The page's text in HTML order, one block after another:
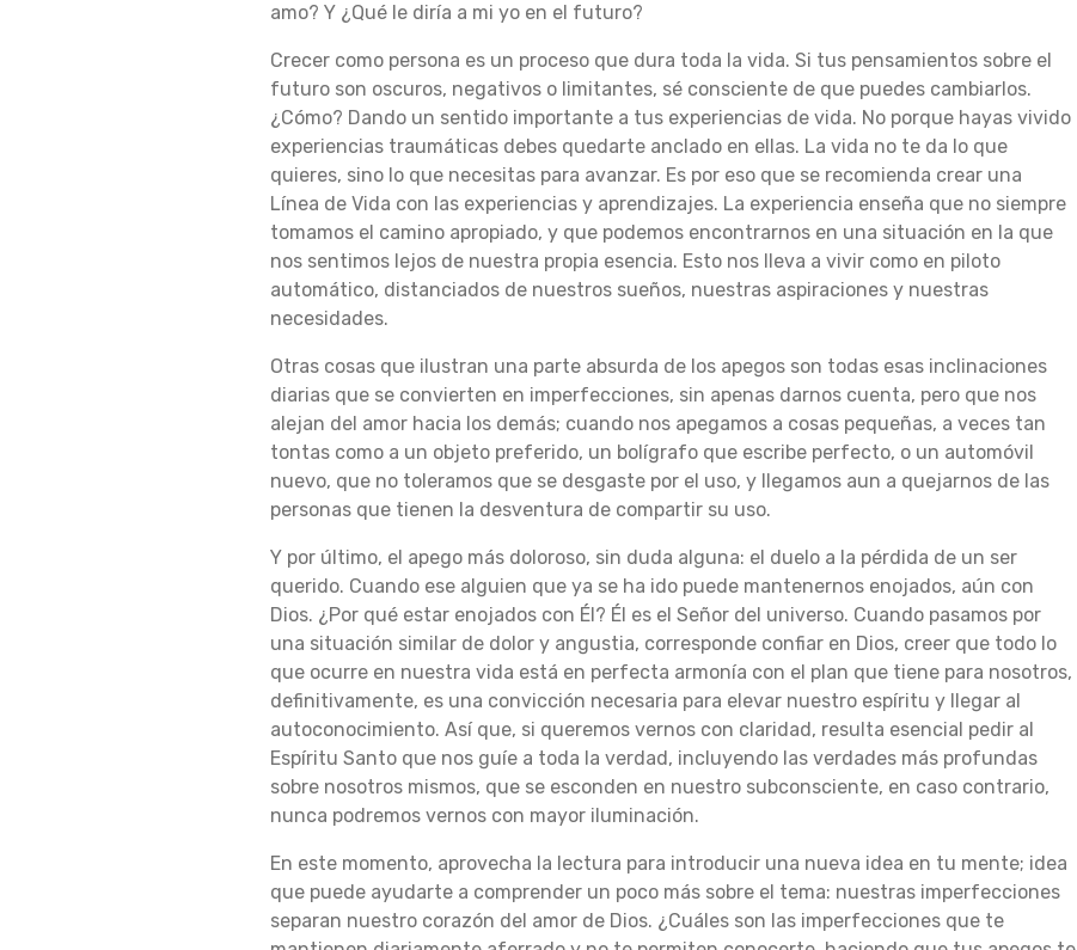
D
O
E
L
A
U
T
O
C
O
amo? Y ¿Qué le diría a mi yo en el futuro?
Crecer como persona es un proceso que dura toda la vida. Si tus pensamientos sobre el
futuro son oscuros, negativos o limitantes, sé consciente de que puedes cambiarlos.
¿Cómo? Dando un sentido importante a tus experiencias de vida. No porque hayas vivido
experiencias traumáticas debes quedarte anclado en ellas. La vida no te da lo que
quieres, sino lo que necesitas para avanzar. Es por eso que se recomienda crear una
Línea de Vida con las experiencias y aprendizajes. La experiencia enseña que no siempre
tomamos el camino apropiado, y que podemos encontrarnos en una situación en la que
nos sentimos lejos de nuestra propia esencia. Esto nos lleva a vivir como en piloto
automático, distanciados de nuestros sueños, nuestras aspiraciones y nuestras
necesidades.
Otras cosas que ilustran una parte absurda de los apegos son todas esas inclinaciones
diarias que se convierten en imperfecciones, sin apenas darnos cuenta, pero que nos
alejan del amor hacia los demás; cuando nos apegamos a cosas pequeñas, a veces tan
tontas como a un objeto preferido, un bolígrafo que escribe perfecto, o un automóvil
nuevo, que no toleramos que se desgaste por el uso, y llegamos aun a quejarnos de las
personas que tienen la desventura de compartir su uso.
Y por último, el apego más doloroso, sin duda alguna: el duelo a la pérdida de un ser
querido. Cuando ese alguien que ya se ha ido puede mantenernos enojados, aún con
Dios. ¿Por qué estar enojados con Él? Él es el Señor del universo. Cuando pasamos por
una situación similar de dolor y angustia, corresponde confiar en Dios, creer que todo lo
que ocurre en nuestra vida está en perfecta armonía con el plan que tiene para nosotros,
definitivamente, es una convicción necesaria para elevar nuestro espíritu y llegar al
autoconocimiento. Así que, si queremos vernos con claridad, resulta esencial pedir al
Espíritu Santo que nos guíe a toda la verdad, incluyendo las verdades más profundas
sobre nosotros mismos, que se esconden en nuestro subconsciente, en caso contrario,
nunca podremos vernos con mayor iluminación.
En este momento, aprovecha la lectura para introducir una nueva idea en tu mente; idea
que puede ayudarte a comprender un poco más sobre el tema: nuestras imperfecciones
separan nuestro corazón del amor de Dios. ¿Cuáles son las imperfecciones que te